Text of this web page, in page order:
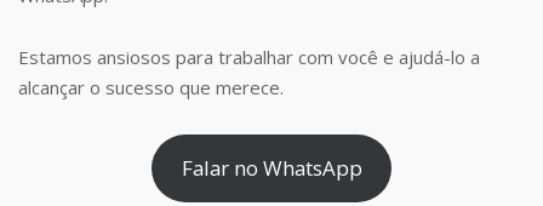
Estamos ansiosos para trabalhar com você e ajudá-lo a
alcançar o sucesso que merece.
Falar no WhatsApp